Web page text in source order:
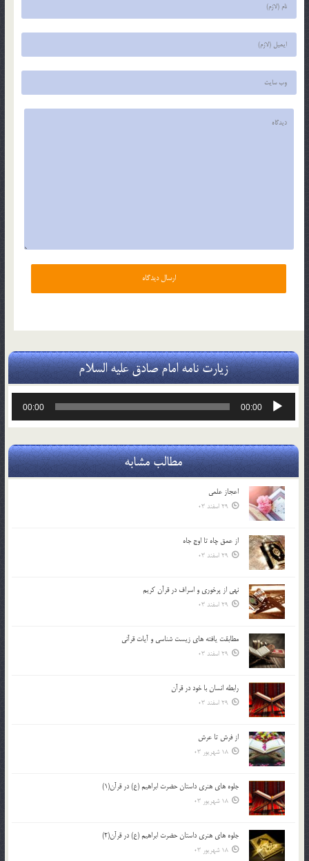
زیارت نامه امام صادق علیه السلام
پخش‌کننده
00:00
00:00
مطالب مشابه
اعجاز علمی
29 اسفند 03
از عمق چاه تا اوج جاه
29 اسفند 03
نهي از پرخوري و اسراف در قرآن کريم
29 اسفند 03
مطابقت یافته های زیست شناسی و آیات قرآنی
29 اسفند 03
رابطه انسان با خود در قرآن
29 اسفند 03
از فرش تا عرش
18 شهریور 03
جلوه هاي هنري داستان حضرت ابراهيم (ع) در قرآن(1)
18 شهریور 03
جلوه هاي هنري داستان حضرت ابراهيم (ع) در قرآن(2)
18 شهریور 03